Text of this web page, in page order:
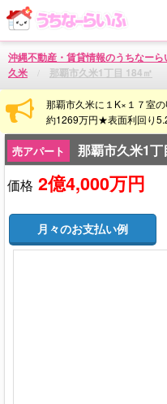
沖縄不動産・賃貸情報のうちなーら
久米
那覇市久米1丁目 184㎡
那覇市久米に１K×１７室
約1269万円★表面利回り
売アパート
那覇市久米1丁
価格 2億4,000万円
月々のお支払い例